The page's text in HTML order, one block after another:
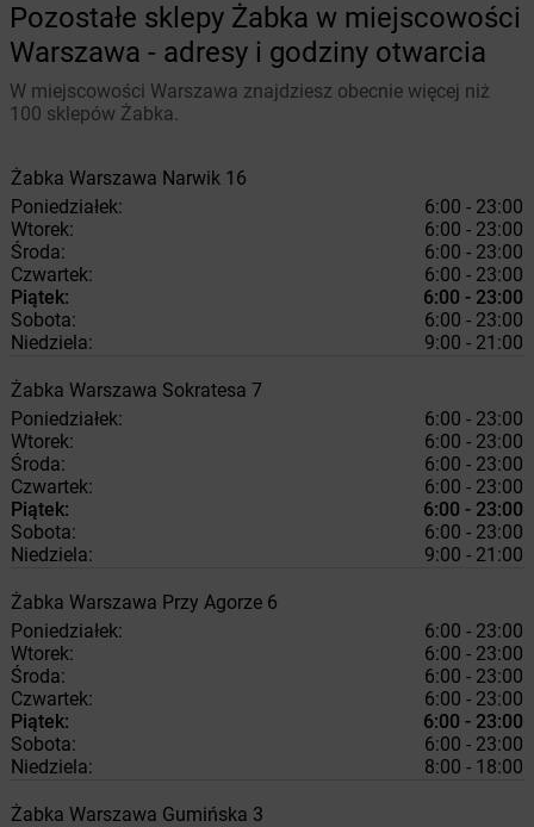
Pozostałe sklepy Żabka w miejscowości
Warszawa - adresy i godziny otwarcia
W miejscowości Warszawa znajdziesz obecnie więcej niż
100 sklepów Żabka.
Żabka Warszawa Narwik 16
Poniedziałek:
6:00 - 23:00
Wtorek:
6:00 - 23:00
Środa:
6:00 - 23:00
Czwartek:
6:00 - 23:00
Piątek:
6:00 - 23:00
Sobota:
6:00 - 23:00
Niedziela:
9:00 - 21:00
Żabka Warszawa Sokratesa 7
Poniedziałek:
6:00 - 23:00
Wtorek:
6:00 - 23:00
Środa:
6:00 - 23:00
Czwartek:
6:00 - 23:00
Piątek:
6:00 - 23:00
Sobota:
6:00 - 23:00
Niedziela:
9:00 - 21:00
Żabka Warszawa Przy Agorze 6
Poniedziałek:
6:00 - 23:00
Wtorek:
6:00 - 23:00
Środa:
6:00 - 23:00
Czwartek:
6:00 - 23:00
Piątek:
6:00 - 23:00
Sobota:
6:00 - 23:00
Niedziela:
8:00 - 18:00
Żabka Warszawa Gumińska 3